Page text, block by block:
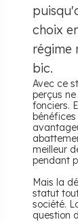
choix
régime
bic.
Avec ce
perçus
fonciers.
meilleur
pendant
Mais la
statut
société.
question